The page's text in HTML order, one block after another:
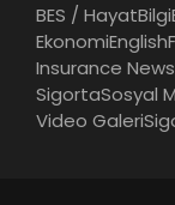
BES / HayatBilgi
EkonomiEnglish
Insurance News
SigortaSosyal
Video Galeri